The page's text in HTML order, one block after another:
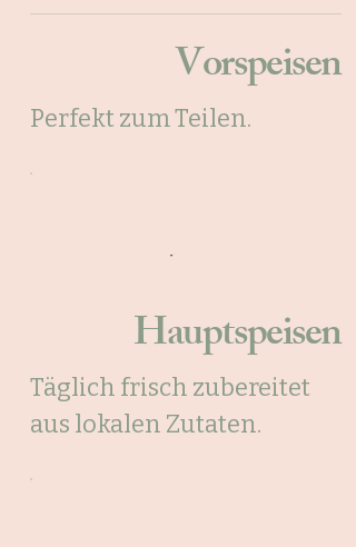
Vorspeisen
Perfekt zum Teilen.
Hauptspeisen
Täglich frisch zubereitet
aus lokalen Zutaten.